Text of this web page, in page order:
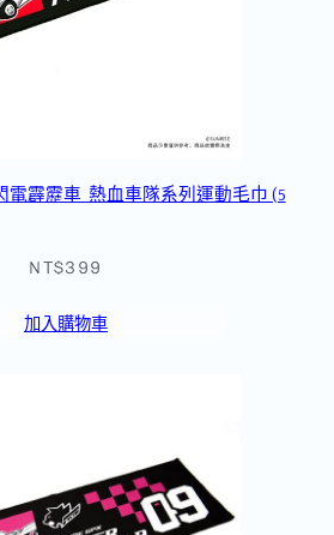
電霹靂車_熱血車隊系列運動毛巾 (5
NT$399
加入購物車